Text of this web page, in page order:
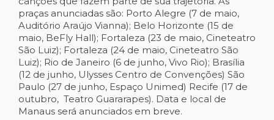
praças anunciadas são: Porto Alegre (7 de maio,
Auditório Araújo Vianna); Belo Horizonte (15 de
maio, BeFly Hall); Fortaleza (23 de maio, Cineteatro
São Luiz); Fortaleza (24 de maio, Cineteatro São
Luiz); Rio de Janeiro (6 de junho, Vivo Rio); Brasília
(12 de junho, Ulysses Centro de Convenções) São
Paulo (27 de junho, Espaço Unimed) Recife (17 de
outubro, Teatro Guararapes). Data e local de
Manaus será anunciados em breve.